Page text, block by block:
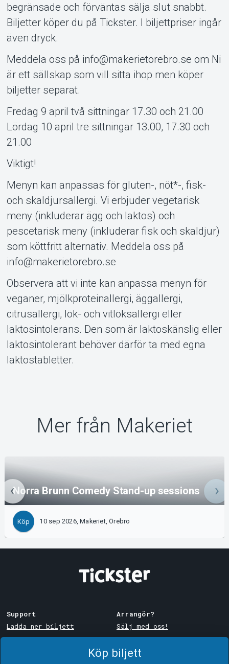
Köp biljett
begränsade och förväntas sälja slut snabbt.
Biljetter köper du på Tickster. I biljettpriser ingår
även dryck.
Meddela oss på info@makerietorebro.se om Ni
är ett sällskap som vill sitta ihop men köper
biljetter separat.
Fredag 9 april två sittningar 17.30 och 21.00
Lördag 10 april tre sittningar 13.00, 17.30 och
21.00
Viktigt!
Menyn kan anpassas för gluten-, nöt*-, fisk-
och skaldjursallergi. Vi erbjuder vegetarisk
meny (inkluderar ägg och laktos) och
pescetarisk meny (inkluderar fisk och skaldjur)
som köttfritt alternativ. Meddela oss på
info@makerietorebro.se
Observera att vi inte kan anpassa menyn för
veganer, mjölkproteinallergi, äggallergi,
citrusallergi, lök- och vitlöksallergi eller
laktosintolerans. Den som är laktoskänslig eller
laktosintolerant behöver därför ta med egna
laktostabletter.
Mer från Makeriet
Norra Brunn Comedy Stand-up sessions
Köp 10 sep 2026, Makeriet, Örebro
Support
Ladda ner biljett
Köp- och leveransvillkor
Arrangör?
Sälj med oss!
System Support